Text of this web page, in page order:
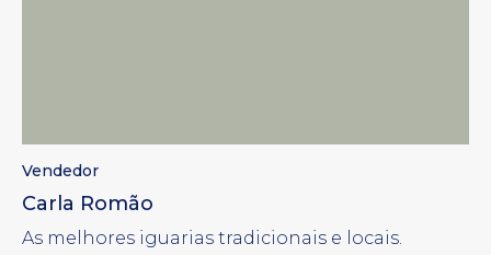
Vendedor
Carla Romão
As melhores iguarias tradicionais e locais.